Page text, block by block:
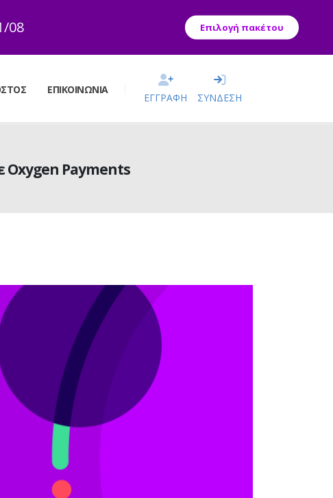
08 Επιλογή πακέτου
ΕΠΙΚΟΙΝΩΝΊΑ
ΕΓΓΡΑΦΗ ΣΥΝΔΕΣΗ
Oxygen Payments